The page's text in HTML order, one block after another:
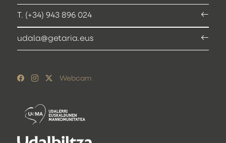
T. (+34) 943 896 024
udala@getaria.eus
Webcam